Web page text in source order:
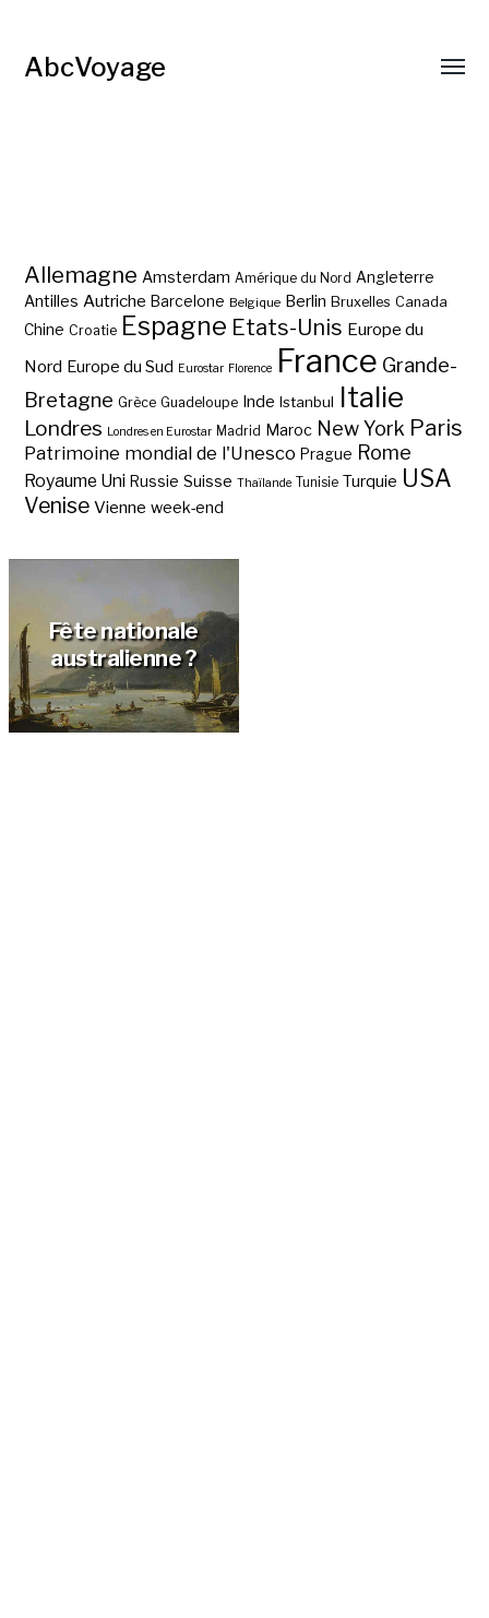
AbcVoyage
Allemagne Amsterdam Amérique du Nord Angleterre
Antilles Autriche Barcelone Belgique Berlin Bruxelles Canada
Chine Croatie Espagne Etats-Unis Europe du
Nord Europe du Sud Eurostar Florence France Grande-
Bretagne Grèce Guadeloupe Inde Istanbul Italie
Londres Londres en Eurostar Madrid Maroc New York Paris
Patrimoine mondial de l'Unesco Prague Rome
Royaume Uni Russie Suisse Thaïlande Tunisie Turquie USA
Venise Vienne week-end
Fête nationale
australienne ?